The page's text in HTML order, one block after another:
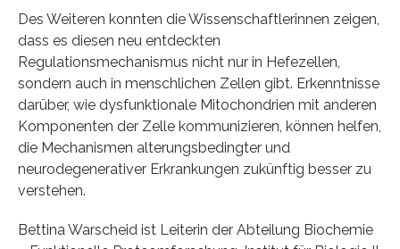
Des Weiteren konnten die Wissenschaftlerinnen zeigen,
dass es diesen neu entdeckten
Regulationsmechanismus nicht nur in Hefezellen,
sondern auch in menschlichen Zellen gibt. Erkenntnisse
darüber, wie dysfunktionale Mitochondrien mit anderen
Komponenten der Zelle kommunizieren, können helfen,
die Mechanismen alterungsbedingter und
neurodegenerativer Erkrankungen zukünftig besser zu
verstehen.
Bettina Warscheid ist Leiterin der Abteilung Biochemie